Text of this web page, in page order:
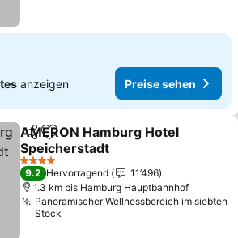
anzeigen Preise sehen
TeilenZu Favoriten hinzufügen
AMERON Hamburg Hotel
Speicherstadt
4 Sterne
9.2 Hervorragend
11’496
1.3 km bis Hamburg Hauptbahnhof
Panoramischer Wellnessbereich im siebten
Stock